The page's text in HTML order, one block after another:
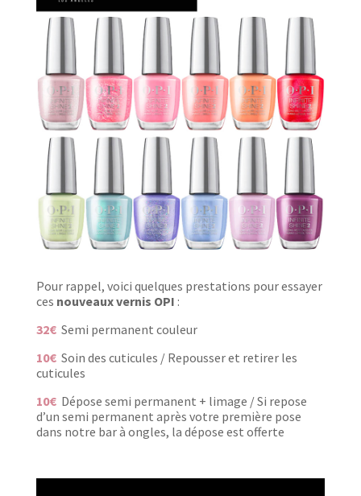
Pour rappel, voici quelques prestations pour essayer
ces nouveaux vernis OPI :
32€Semi permanent couleur
10€Soin des cuticules / Repousser et retirer les
cuticules
10€ Dépose semi permanent + limage /Si repose
d’un semi permanent après votre première pose
dans notre bar à ongles, la dépose est offerte